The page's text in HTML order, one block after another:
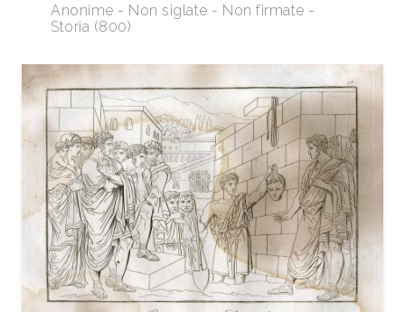
Anonime - Non siglate - Non firmate -
Storia (800)